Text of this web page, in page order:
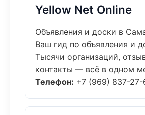
Yellow Net Online
Объявления и доски в
Ваш гид по объявления и
Тысячи организаций,
контакты — всё в одном
Телефон: +7 (969) 837-27-